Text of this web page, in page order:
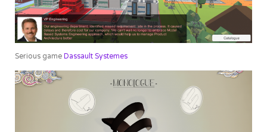
Serious game Dassault Systemes